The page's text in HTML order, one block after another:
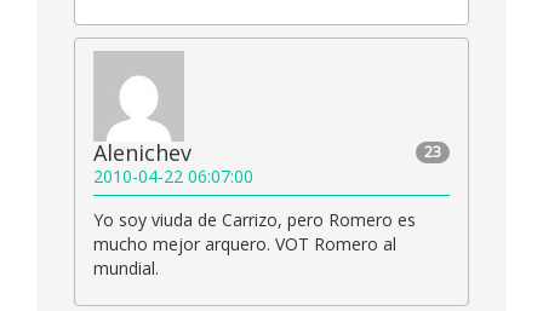
23
Alenichev
2010-04-22 06:07:00
Yo soy viuda de Carrizo, pero Romero es
mucho mejor arquero. VOT Romero al
mundial.